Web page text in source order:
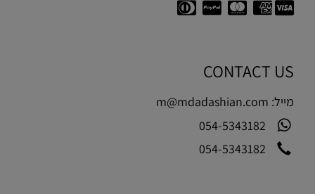
CONTACT US
מייל: m@mdadashian.com
054-5343182
054-5343182